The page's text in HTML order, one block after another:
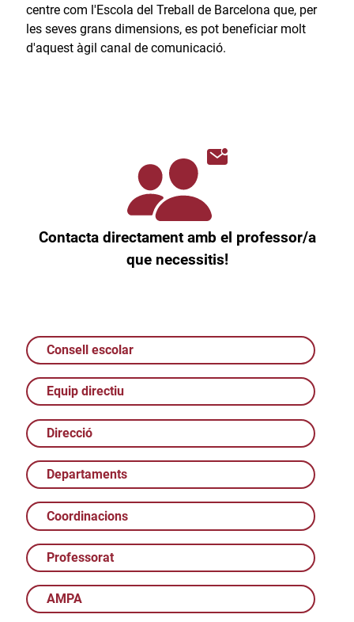
centre com l'Escola del Treball de Barcelona que, per
les seves grans dimensions, es pot beneficiar molt
d'aquest àgil canal de comunicació.​
Contacta directament amb el professor/a
que necessitis!
Consell escolar
Equip directiu
Direcció
Departaments
Coordinacions
Professorat
AMPA